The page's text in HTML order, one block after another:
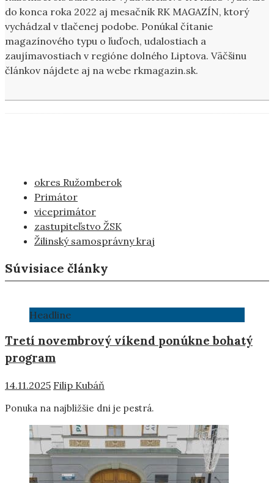
do konca roka 2022 aj mesačník RK MAGAZÍN, ktorý
vychádzal v tlačenej podobe. Ponúkal čítanie
magazínového typu o ľuďoch, udalostiach a
zaujímavostiach v regióne dolného Liptova. Väčšinu
článkov nájdete aj na webe rkmagazin.sk.
okres Ružomberok
Primátor
viceprimátor
zastupiteľstvo ŽSK
Žilinský samosprávny kraj
Súvisiace články
Headline
Tretí novembrový víkend ponúkne bohatý
program
14.11.2025 Filip Kubáň
Ponuka na najbližšie dni je pestrá.